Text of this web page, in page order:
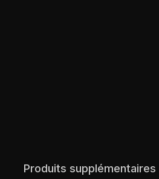
Produits supplémentaires